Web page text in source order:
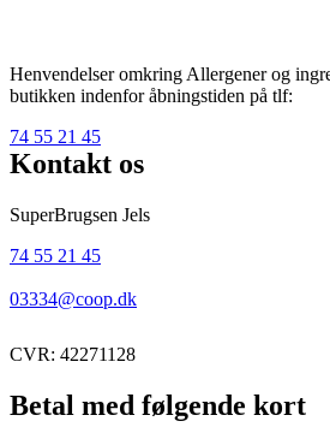
Henvendelser omkring Allergener og
butikken indenfor åbningstiden på tlf:
74 55 21 45
Kontakt os
SuperBrugsen Jels
74 55 21 45
03334@coop.dk
CVR: 42271128
Betal med følgende kort